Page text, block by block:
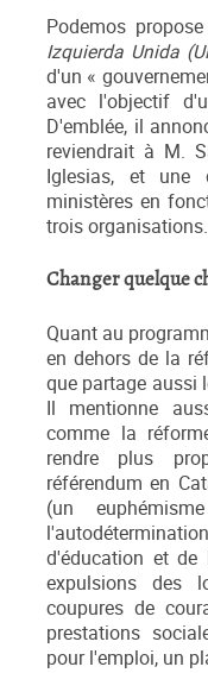
Podemos
Izquierda Unida
d'un «
avec l'objectif
D'emblée, il
reviendrait à M.
Iglesias, et une
ministères en
trois organisations.
Changer quelque
Quant au
en dehors de la
que partage aussi
Il mentionne
comme la
rendre plus
référendum en
(un
d'éducation et
expulsions des
coupures de
prestations
pour l'emploi, un